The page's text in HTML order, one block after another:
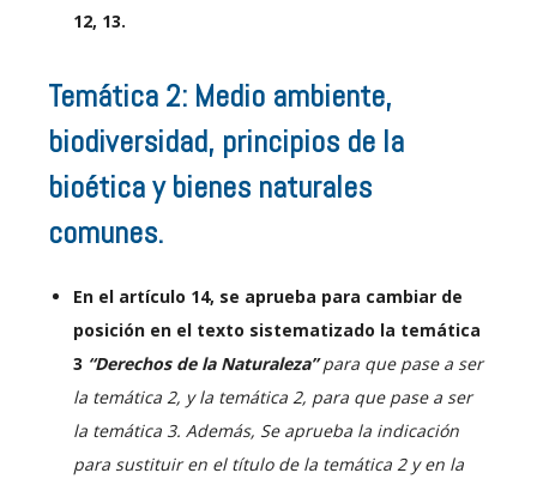
12, 13.
Temática 2: Medio ambiente,
biodiversidad, principios de la
bioética y bienes naturales
comunes.
En el artículo 14, se aprueba para cambiar de
posición en el texto sistematizado la temática
3 “Derechos de la Naturaleza”para que pase a ser
la temática 2, y la temática 2, para que pase a ser
la temática 3. Además, Se aprueba la indicación
para sustituir en el título de la temática 2 y en la